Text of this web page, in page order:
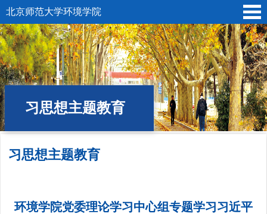
北京师范大学环境学院
习思想主题教育
习思想主题教育
位置: 首页 »党建专题 » 习思想主题教育
环境学院党委理论学习中心组专题学习习近平